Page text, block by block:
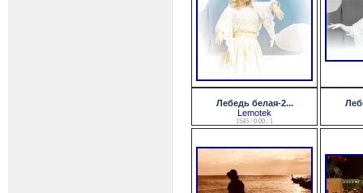
Лебедь белая-2...
Lemotek
1545 / 0.00 / 1